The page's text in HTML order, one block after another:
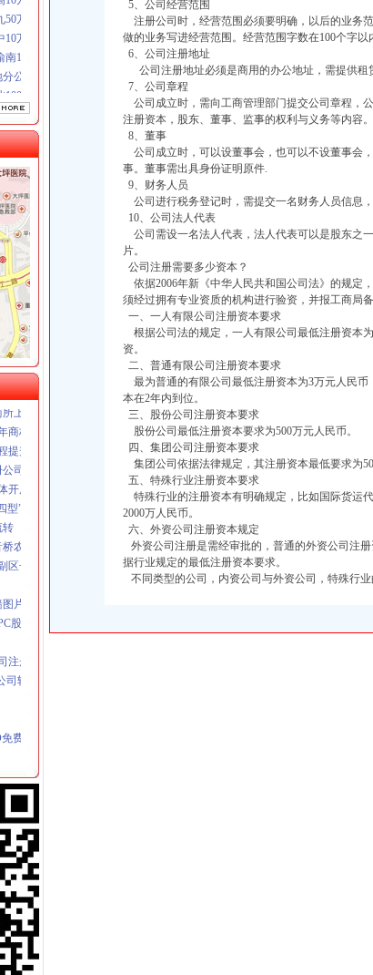
万 （工商注册）
100万 （进出口权）
公司 渝中 （工商注册）
万 (进出口权)
万 （工商注册）
（工商注册）
万 （工商注册）
万 （工商注册）
万 （进出口权）
万 （工商注册）
100万 （进出口权）
公司 渝中 （工商注册）
公司流程推动重点工作全面开展
建立与监管对象联系服务机制
册公司流程旅游市场管理见成效
积构建食品安全监管长效机制
经纪人健康发展
项措施清理整顿户外广告
手整辖区旅馆业
扶制度支持涉农企业发展
流程开展风廉政建设
先行赔付制度》
再添便民服务新功能
上门验照贴花 促进监管服务两统一
商标发展工作目标
提升工商服务质量有实效
司委三届四次全委会和学习实践科学发展观经验交流会议精
开展七项调研活动
”0元注册公司领导班子
转
农贸市重庆免费注册公司场经纪人成功实现对接
区长对大渡口局工商信息作出重要批示
片大全_qq克隆空间免费下载
股票软件排行榜_同花顺下载中心
册【今日推荐网-北京工商/税务/财
转让,公司买卖信息交流平台！深
费注册图文教程-同步推资讯
流程及费用查询|上海誉胜注册公司
百姓网
注册_教育公司注册流程】-南通赶
安工商注册_六安列表网
商|3万—1亿元公司新注册_一呼百
流程和费用有哪些？_成都工商注册_
营业执照
5、公司经营范围
注册公司时，经营范围必须要明确，以后的业务
做的业务写进经营范围。经营范围字数在100个字以
6、公司注册地址
公司注册地址必须是商用的办公地址，需提供租
7、公司章程
公司成立时，需向工商管理部门提交公司章程，
注册资本，股东、董事、监事的权利与义务等内容。
8、董事
公司成立时，可以设董事会，也可以不设董事会
事。董事需出具身份证明原件.
9、财务人员
公司进行税务登记时，需提交一名财务人员信息
10、公司法人代表
公司需设一名法人代表，法人代表可以是股东之
片。
公司注册需要多少资本？
依据2006年新《中华人民共和国公司法》的规定
须经过拥有专业资质的机构进行验资，并报工商局
一、一人有限公司注册资本要求
根据公司法的规定，一人有限公司最低注册资本
资。
二、普通有限公司注册资本要求
最为普通的有限公司最低注册资本为3万元人民币
本在2年内到位。
三、股份公司注册资本要求
股份公司最低注册资本要求为500万元人民币。
四、集团公司注册资本要求
集团公司依据法律规定，其注册资本最低要求为
五、特殊行业注册资本要求
特殊行业的注册资本有明确规定，比如国际货运
2000万人民币。
六、外资公司注册资本规定
外资公司注册是需经审批的，普通的外资公司注
据行业规定的最低注册资本要求。
不同类型的公司，内资公司与外资公司，特殊行